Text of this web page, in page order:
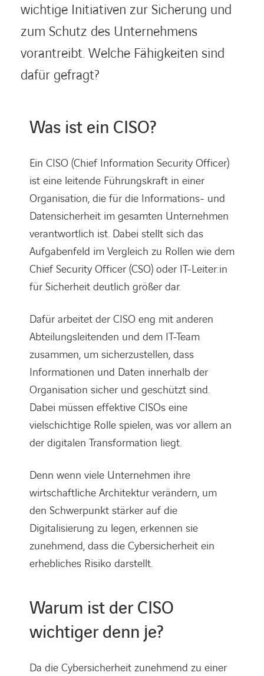
wichtige Initiativen zur Sicherung und
zum Schutz des Unternehmens
vorantreibt. Welche Fähigkeiten sind
dafür gefragt?
Was ist ein CISO?
Ein CISO (Chief Information Security Officer)
ist eine leitende Führungskraft in einer
Organisation, die für die Informations- und
Datensicherheit im gesamten Unternehmen
verantwortlich ist. Dabei stellt sich das
Aufgabenfeld im Vergleich zu Rollen wie dem
Chief Security Officer (CSO) oder IT-Leiter:in
für Sicherheit deutlich größer dar.
Dafür arbeitet der CISO eng mit anderen
Abteilungsleitenden und dem IT-Team
zusammen, um sicherzustellen, dass
Informationen und Daten innerhalb der
Organisation sicher und geschützt sind.
Dabei müssen effektive CISOs eine
vielschichtige Rolle spielen, was vor allem an
der digitalen Transformation liegt.
Denn wenn viele Unternehmen ihre
wirtschaftliche Architektur verändern, um
den Schwerpunkt stärker auf die
Digitalisierung zu legen, erkennen sie
zunehmend, dass die Cybersicherheit ein
erhebliches Risiko darstellt.
Warum ist der CISO
wichtiger denn je?
Da die Cybersicherheit zunehmend zu einer